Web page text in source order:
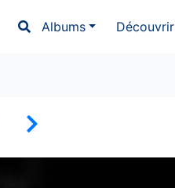
Albums Découvrir